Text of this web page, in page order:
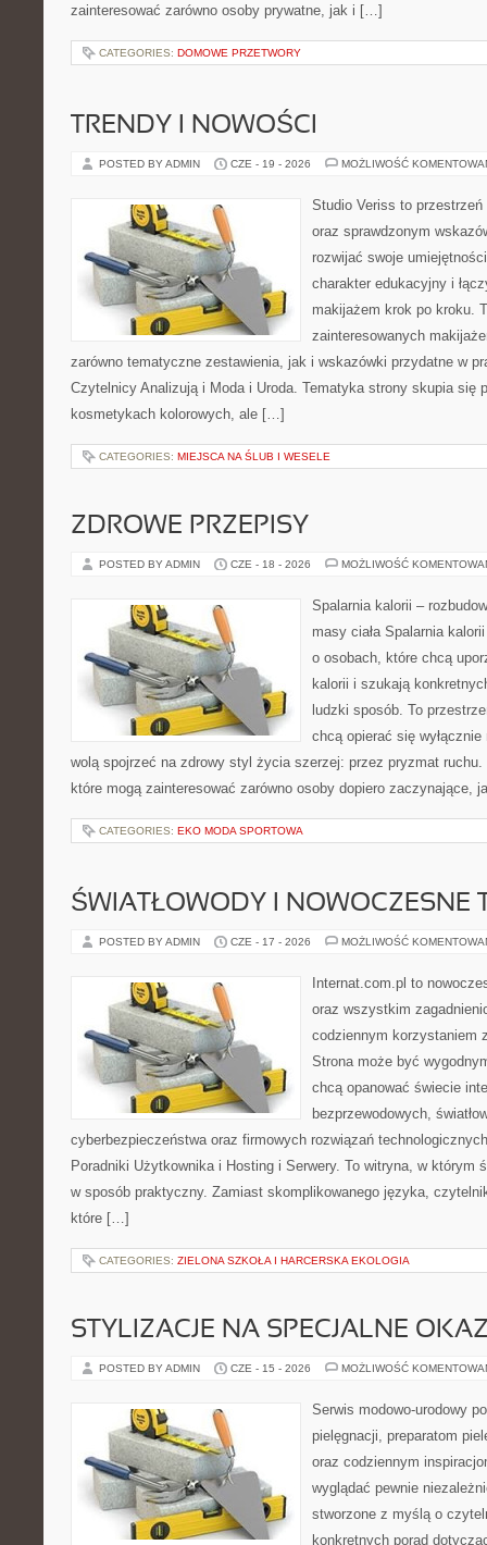
zainteresować zarówno osoby prywatne, jak i […]
CATEGORIES: DOMOWE PRZETWORY
TRENDY I NOWOŚCI
POSTED BY ADMIN CZE - 19 - 2026 MOŻLIWOŚĆ
Studio Veriss to
oraz sprawdzonym
rozwijać swoje
charakter edukacyjny i
makijażem krok po kroku.
zainteresowanych
zarówno tematyczne zestawienia, jak i wskazówki przydatne w
Czytelnicy Analizują i Moda i Uroda. Tematyka strony skupia się
kosmetykach kolorowych, ale […]
CATEGORIES: MIEJSCA NA ŚLUB I WESELE
ZDROWE PRZEPISY
POSTED BY ADMIN CZE - 18 - 2026 MOŻLIWOŚĆ
Spalarnia kalorii –
masy ciała Spalarnia
o osobach, które chcą
kalorii i szukają
ludzki sposób. To
chcą opierać się
wolą spojrzeć na zdrowy styl życia szerzej: przez pryzmat
które mogą zainteresować zarówno osoby dopiero
CATEGORIES: EKO MODA SPORTOWA
ŚWIATŁOWODY I NOWOCZESNE
POSTED BY ADMIN CZE - 17 - 2026 MOŻLIWOŚĆ
Internat.com.pl to
oraz wszystkim
codziennym korzystaniem
Strona może być
chcą opanować świecie
bezprzewodowych,
cyberbezpieczeństwa oraz firmowych rozwiązań
Poradniki Użytkownika i Hosting i Serwery. To witryna, w którym
w sposób praktyczny. Zamiast skomplikowanego języka,
które […]
CATEGORIES: ZIELONA SZKOŁA I HARCERSKA EKOLOGIA
STYLIZACJE NA SPECJALNE
POSTED BY ADMIN CZE - 15 - 2026 MOŻLIWOŚĆ
Serwis modowo-urodowy
pielęgnacji, preparatom
oraz codziennym
wyglądać pewnie
stworzone z myślą o
konkretnych porad